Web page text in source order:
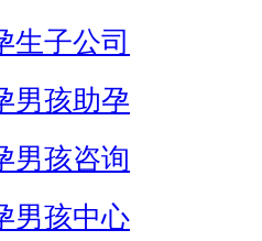
生子公司
男孩助孕
男孩咨询
男孩中心